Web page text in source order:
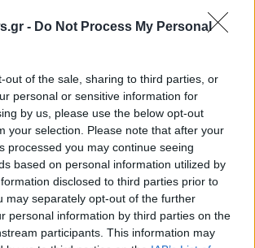
- Do Not Process My Personal
out of the sale, sharing to third parties, or
personal or sensitive information for
by us, please use the below opt-out
your selection. Please note that after your
processed you may continue seeing
based on personal information utilized by
disclosed to third parties prior to
may separately opt-out of the further
personal information by third parties on the
participants. This information may
16/02/2017 - 02:00